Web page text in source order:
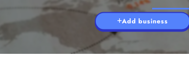
Add business